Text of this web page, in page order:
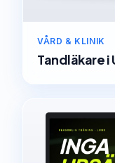
VÅRD & KLINIK
Tandläkarei